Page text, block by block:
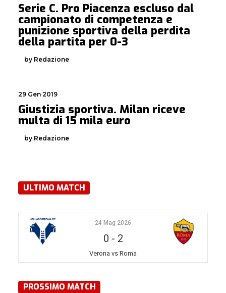
Serie C. Pro Piacenza escluso dal
campionato di competenza e
punizione sportiva della perdita
della partita per 0-3
by Redazione
29 Gen 2019
Giustizia sportiva. Milan riceve
multa di 15 mila euro
by Redazione
ULTIMO MATCH
24 Mag 2026
0 - 2
Verona vs Roma
PROSSIMO MATCH